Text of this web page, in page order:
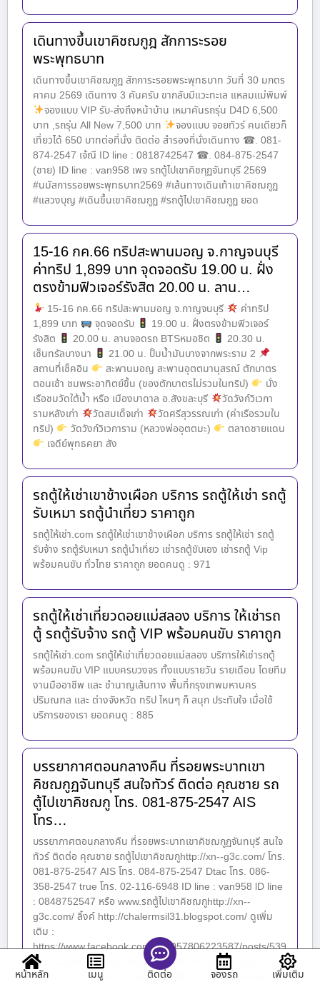
เดินทางขึ้นเขาคิชฌกูฎ สักการะรอย
พระพุทธบาท
เดินทางขึ้นเขาคิชฌกูฎ สักการะรอยพระพุทธบาท วันที่ 30 มกตร
คาคม 2569 เดินทาง 3 คันครับ ขากลับมีแวะทะเล แหลมแม่พิมพ์
จองแบบ VIP รับ-ส่งถึงหน้าบ้าน เหมาคันรถรุ่น D4D 6,500
บาท ,รถรุ่น All New 7,500 บาท
จองแบบ จอยทัวร์ คนเดียวก็
เที่ยวได้ 650 บาทต่อที่นั่ง ติดต่อ สำรองที่นั่งเดินทาง ☎. 081-
874-2547 เจ้ณี ID line : 0818742547 ☎. 084-875-2547
(ชาย) ID line : van958 เพจ รถตู้ไปเขาคิชกุฏจันทบุรี 2569
#นมัสการรอยพระพุทธบาท2569 #เส้นทางเดินเท้าเขาคิชฌกูฏ
#แสวงบุญ #เดินขึ้นเขาคิชฌกูฏ #รถตู้ไปเขาคิชฌกูฏ ยอด
15-16 กค.66 ทริปสะพานมอญ จ.กาญจนบุรี
ค่าทริป 1,899 บาท จุดจอดรับ 19.00 น. ฝั่ง
ตรงข้ามฟิวเจอร์รังสิต 20.00 น. ลาน…
15-16 กค.66 ทริปสะพานมอญ จ.กาญจนบุรี
ค่าทริป
1,899 บาท
จุดจอดรับ
19.00 น. ฝั่งตรงข้ามฟิวเจอร์
รังสิต
20.00 น. ลานจอดรถ BTSหมอชิต
20.30 น.
เซ็นทรัลบางนา
21.00 น. ปั้มน้ำมันบางจากพระราม 2
สถานที่เช็คอิน
สะพานมอญ สะพานอุตตมานุสรณ์ ตักบาตร
ตอนเช้า ชมพระอาทิตย์ขึ้น (ของตักบาตรไม่รวมในทริป)
นั่ง
เรือชมวัดใต้น้ำ หรือ เมืองบาดาล อ.สังขละบุรี
วัดวังก์วิเวกา
รามหลังเก่า
วัดสมเด็จเก่า
วัดศรีสุวรรณเก่า (ค่าเรือรวมใน
ทริป)
วัดวังก์วิเวการาม (หลวงพ่ออุตตมะ)
ตลาดชายแดน
เจดีย์พุทธคยา สัง
รถตู้ให้เช่าเขาช้างเผือก บริการ รถตู้ให้เช่า รถตู้
รับเหมา รถตู้นำเที่ยว ราคาถูก
รถตู้ให้เช่า.com รถตู้ให้เช่าเขาช้างเผือก บริการ รถตู้ให้เช่า รถตู้
รับจ้าง รถตู้รับเหมา รถตู้นำเที่ยว เช่ารถตู้ขับเอง เช่ารถตู้ Vip
พร้อมคนขับ ทั่วไทย ราคาถูก ยอดคนดู : 971
รถตู้ให้เช่าเที่ยวดอยแม่สลอง บริการ ให้เช่ารถ
ตู้ รถตู้รับจ้าง รถตู้ VIP พร้อมคนขับ ราคาถูก
รถตู้ให้เช่า.com รถตู้ให้เช่าเที่ยวดอยแม่สลอง บริการให้เช่ารถตู้
พร้อมคนขับ VIP แบบครบวงจร ทั้งแบบรายวัน รายเดือน โดยทีม
งานมืออาชีพ และ ชำนาญเส้นทาง พื้นที่กรุงเทพมหานคร
ปริมณฑล และ ต่างจังหวัด ทริป ไหนๆ ก็ สนุก ประทับใจ เมื่อใช้
บริการของเรา ยอดคนดู : 885
บรรยากาศตอนกลางคืน ที่รอยพระบาทเขา
คิชฌกูฏจันทบุรี สนใจทัวร์ ติดต่อ คุณชาย รถ
ตู้ไปเขาคิชฌกู โทร. 081-875-2547 AIS
โทร…
บรรยากาศตอนกลางคืน ที่รอยพระบาทเขาคิชฌกูฏจันทบุรี สนใจ
ทัวร์ ติดต่อ คุณชาย รถตู้ไปเขาคิชฌกูhttp://xn--g3c.com/ โทร.
081-875-2547 AIS โทร. 084-875-2547 Dtac โทร. 086-
358-2547 true โทร. 02-116-6948 ID line : van958 lD line
: 0848752547 หรือ www.รถตู้ไปเขาคิชฌกูhttp://xn--
g3c.com/ ลิ้งค์ http://chalermsil31.blogspot.com/ ดูเพิ่ม
เติม :
https://www.facebook.com/100057806223587/posts/539
525312885370 เพจ Facebook : ทีมงานคุณชาย รถตู้นำเที่ยว
081-875-2547 [vid_embed] รถตู้ให้เช่า.com รถตู้รับเหมา
หน้าหลัก เมนู ติดต่อ จองรถ เพิ่มเติม